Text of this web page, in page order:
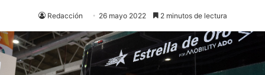
Redacción 26 mayo 2022 2 minutos de lectura